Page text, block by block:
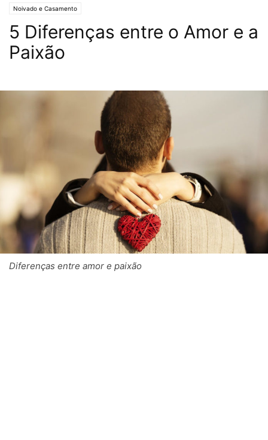
Noivado e Casamento
5 Diferenças entre o Amor e a
Paixão
Diferenças entre amor e paixão